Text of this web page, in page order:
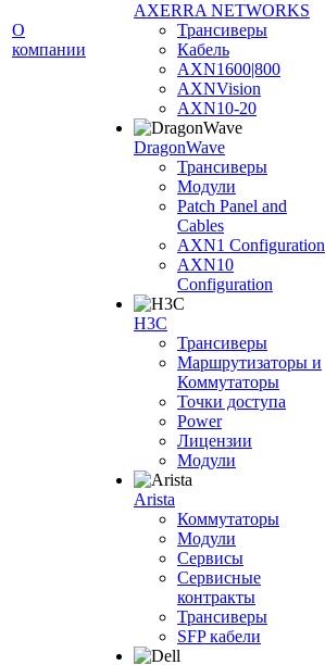
О
компании
AXERRA NETWORKS
Трансиверы
Кабель
AXN1600|800
AXNVision
AXN10-20
DragonWave
Трансиверы
Модули
Patch Panel and
Cables
AXN1 Configuration
AXN10
Configuration
H3С
Трансиверы
Маршрутизаторы и
Коммутаторы
Точки доступа
Power
Лицензии
Модули
Arista
Коммутаторы
Модули
Сервисы
Сервисные
контракты
Трансиверы
SFP кабели